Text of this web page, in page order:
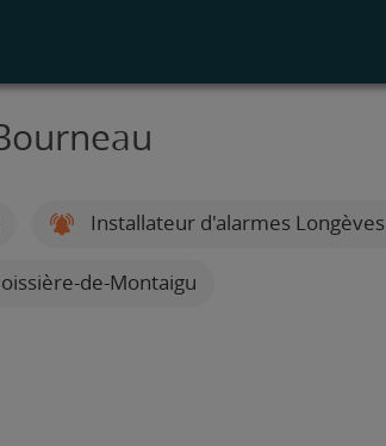
Installateur d'alarmes Longèves
de-Montaigu